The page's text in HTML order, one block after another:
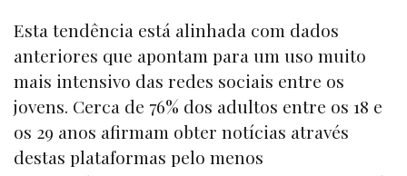
Esta tendência está alinhada com dados
anteriores que apontam para um uso muito
mais intensivo das redes sociais entre os
jovens. Cerca de 76% dos adultos entre os 18 e
os 29 anos afirmam obter notícias através
destas plataformas pelo menos